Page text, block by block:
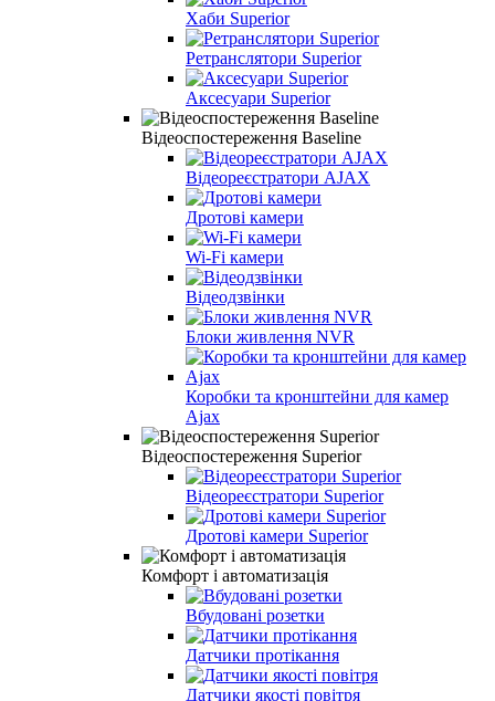
Хаби Superior
Ретранслятори Superior
Аксесуари Superior
Відеоспостереження Baseline
Відеореєстратори AJAX
Дротові камери
Wi-Fi камери
Відеодзвінки
Блоки живлення NVR
Коробки та кронштейни для камер
Ajax
Відеоспостереження Superior
Відеореєстратори Superior
Дротові камери Superior
Комфорт і автоматизація
Вбудовані розетки
Датчики протікання
Датчики якості повітря